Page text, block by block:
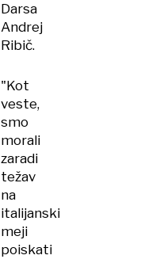
Darsa
Andrej
Ribič.
"Kot
veste,
smo
morali
zaradi
težav
na
italijanski
meji
poiskati